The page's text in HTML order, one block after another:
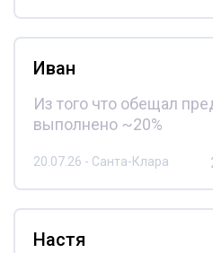
Иван
Из того что обещал
выполнено ~20%
20.07.26 - Санта-Клара
Настя